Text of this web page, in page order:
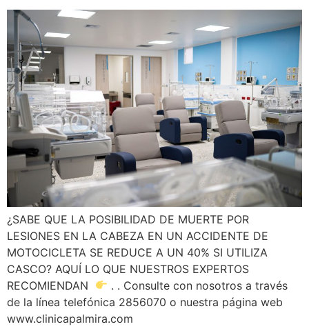
¿SABE QUE LA POSIBILIDAD DE MUERTE POR
LESIONES EN LA CABEZA EN UN ACCIDENTE DE
MOTOCICLETA SE REDUCE A UN 40% SI UTILIZA
CASCO? AQUÍ LO QUE NUESTROS EXPERTOS
RECOMIENDAN
. . Consulte con nosotros a través
de la línea telefónica 2856070 o nuestra página web
www.clinicapalmira.com